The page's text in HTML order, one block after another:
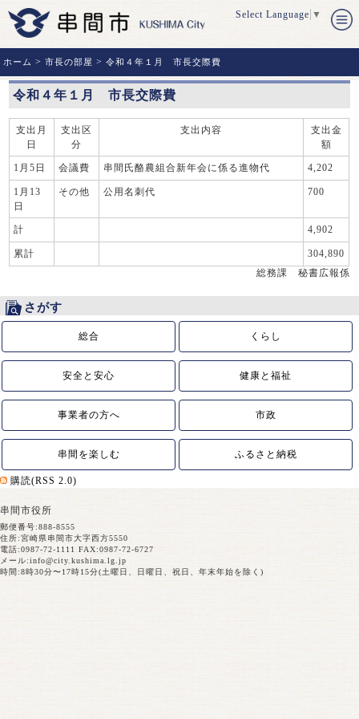
Select Language ▼
ホーム >市長の部屋 >令和４年１月 市長交際費
令和４年１月 市長交際費
支出月
日
支出区
分
支出内容
支出金
額
1 月5 日 会議費 串間氏酪農組合新年会に係る進物代 4,202
1 月13
日
その他 公用名刺代 700
計 4,902
累計
304,890
総務課 秘書広報係
さがす
総合 くらし
安全と安心 健康と福祉
事業者の方へ 市政
串間を楽しむ ふるさと納税
購読(RSS 2.0)
串間市役所
郵便番号:888-8555
住所:宮崎県串間市大字西方5550
電話:0987-72-1111 FAX:0987-72-6727
メール:info@city.kushima.lg.jp
時間:8時30分〜17時15分(土曜日、日曜日、祝日、年末年始を除く)